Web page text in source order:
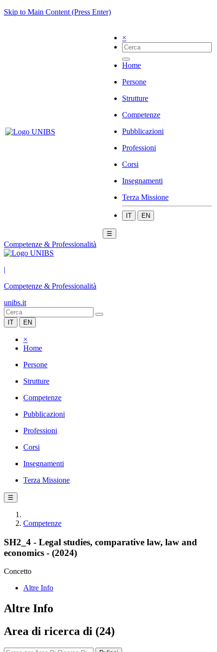
Skip to Main Content (Press Enter)
×
Home
Persone
Strutture
Competenze
Pubblicazioni
Professioni
Corsi
Insegnamenti
Terza Missione
IT EN
☰
Competenze & Professionalità
|
Competenze & Professionalità
unibs.it
IT EN
×
Home
Persone
Strutture
Competenze
Pubblicazioni
Professioni
Corsi
Insegnamenti
Terza Missione
☰
Competenze
SH2_4 - Legal studies, comparative law, law and
economics - (2024)
Concetto
Altre Info
Altre Info
Area di ricerca di (24)